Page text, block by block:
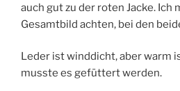
auch gut zu der roten Jacke. Ich
Gesamtbild achten, bei den
Leder ist winddicht, aber warm
musste es gefüttert werden.